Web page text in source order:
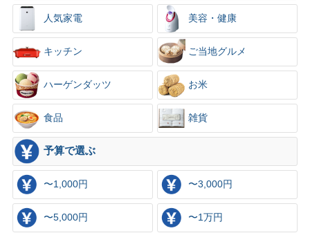
人気家電 美容・健康
キッチン ご当地グルメ
ハーゲンダッツ お米
食品 雑貨
予算で選ぶ
〜1,000円 〜3,000円
〜5,000円 〜1万円